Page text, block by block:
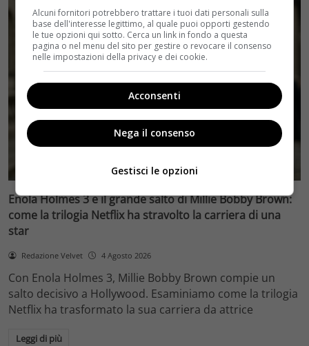
Enola Holmes 3 e il grande salto di Millie Bobby Brown:
come la trilogia Netflix ha stravolto la carriera di una
star
Redazione Velvet 4 Agosto 2026
Con Enola Holmes 3, Millie Bobby Brown compie un
salto decisivo a Hollywood. Esaminiamo come la trilogia
Netflix ha trasformato la sua carriera da attrice
Leggi di più
Alcuni fornitori potrebbero trattare i tuoi dati personali sulla
base dell'interesse legittimo, al quale puoi opporti gestendo
le tue opzioni qui sotto. Cerca un link in fondo a questa
pagina o nel menu del sito per gestire o revocare il consenso
nelle impostazioni della privacy e dei cookie.
Acconsenti
Nega il consenso
Gestisci le opzioni